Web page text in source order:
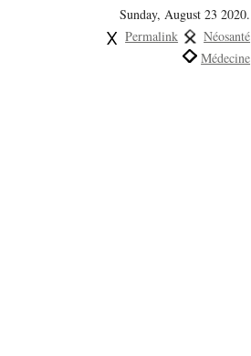
Sunday, August 23 2020.
Permalink
Néosanté
Médecine